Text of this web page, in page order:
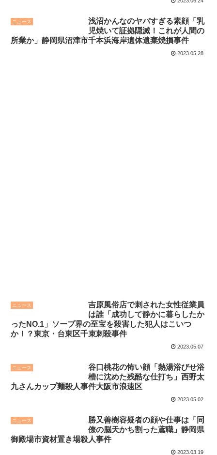
ニュース
浅沼かんなのヤバすぎる素顔「乳
児焼いて証拠隠滅！これが人間の
所業か」静岡県沼津市千本浜海岸遺体遺棄焼損事件
2023.05.28
ニュース
吉原風俗店で刺された女性従業員
は誰「成功して静かに暮らしたか
ったNO.1」ソープ界の至宝を殺害した犯人はこいつ
か！？東京・台東区千束刺殺事件
2023.05.07
ニュース
谷口桃花の怖い顔「熱湯浴びせ浴
槽に沈めた残酷な仕打ち」西野太
九さんカップ麺殺人事件大阪市浪速区
2023.05.02
ニュース
勝又善樹容疑者の顔や仕事は「同
僚の脳天かち割った鳶職」静岡県
御殿場市資材置き場殺人事件
2023.03.19